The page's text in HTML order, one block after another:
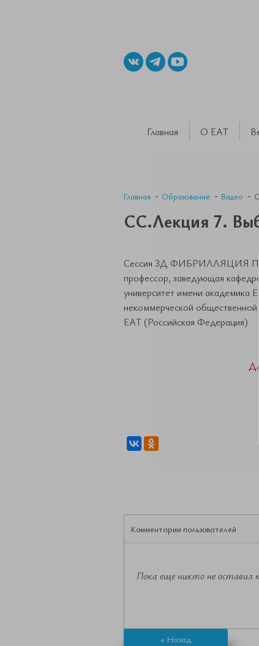
Главная О ЕАТ
Главная Образование Видео
СС.Лекция 7.
Сессия 3Д ФИБРИЛЛЯЦИЯ
профессор, заведующая
университет имени академика
некоммерческой
ЕАТ (Российская Федерация)
Комментарии пользователей
Пока еще никто не
« Назад